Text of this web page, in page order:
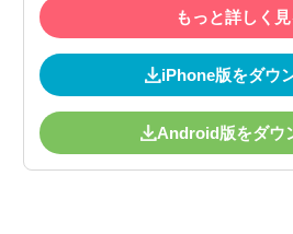
もっと詳しく
iPhone版をダウ
Android版をダウ